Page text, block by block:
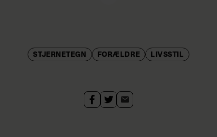
sessioner, hvor hun læser
klientens fødselshoroskop
tiltro til dem selv, deres evner
og potentialer.
STJERNETEGN FORÆLDRE LIVSSTIL